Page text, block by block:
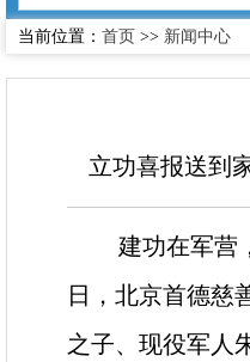
当前位置： 首页 >> 新闻中心
立功喜报送到
建功在军营
日，北京首德慈
之子、现役军人